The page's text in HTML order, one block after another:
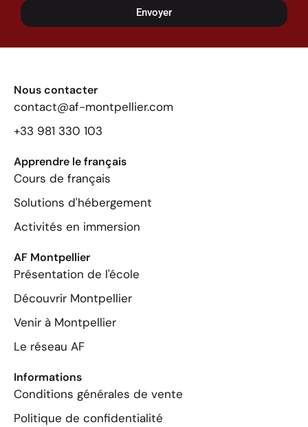
Envoyer
Nous contacter
contact@af-montpellier.com
+33 981 330 103
Apprendre le français
Cours de français
Solutions d'hébergement
Activités en immersion
AF Montpellier
Présentation de l'école
Découvrir Montpellier
Venir à Montpellier
Le réseau AF
Informations
Conditions générales de vente
Politique de confidentialité